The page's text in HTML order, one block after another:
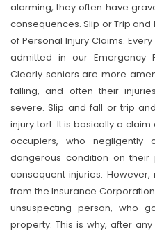
alarming, they often have
consequences. Slip or Trip
of Personal Injury Claims.
admitted in our Emergency
Clearly seniors are more
falling, and often their
severe. Slip and fall or trip
injury tort. It is basically a
occupiers, who negligently
dangerous condition on
consequent injuries.
from the Insurance
unsuspecting person, who
property. This is why, after